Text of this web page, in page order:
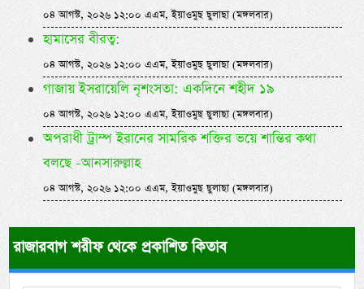
০৪ আগস্ট, ২০২৬ ১২:০০ এএম, ইয়াওমুছ ছুলাছা (মঙ্গলবার)
হামাসের বীরত্ব:
০৪ আগস্ট, ২০২৬ ১২:০০ এএম, ইয়াওমুছ ছুলাছা (মঙ্গলবার)
গাজায় ইসরায়েলি নৃশংসতা: একদিনে শহীদ ১৯
০৪ আগস্ট, ২০২৬ ১২:০০ এএম, ইয়াওমুছ ছুলাছা (মঙ্গলবার)
অপরাধী ট্রাম্প ইরানের সামরিক শক্তির ভয়ে শান্তির কথা
বলছে -আনসারুল্লাহ
০৪ আগস্ট, ২০২৬ ১২:০০ এএম, ইয়াওমুছ ছুলাছা (মঙ্গলবার)
রাজারবাগ শরীফ থেকে প্রকাশিত কিতাব